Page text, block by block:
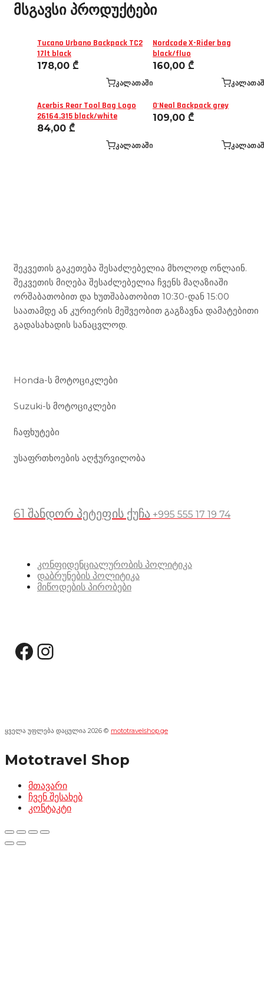
მსგავსი პროდუქტები
Tucano Urbano Backpack TC2
17lt black
178,00 ₾
ᲙᲐᲚᲐᲗᲐᲨᲘ
Nordcode X-Rider bag
black/fluo
160,00 ₾
Acerbis Rear Tool Bag Logo
26164.315 black/white
84,00 ₾
ᲙᲐᲚᲐᲗᲐᲨᲘ
O'Neal Backpack grey
109,00 ₾
შეკვეთის გაკეთება შესაძლებელია მხოლოდ ონლაინ.
შეკვეთის მიღება შესაძლებელია ჩვენს მაღაზიაში
ორშაბათობით და ხუთშაბათობით 10:30-დან 15:00
საათამდე ან კურიერის მეშვეობით გაგზავნა დამატებითი
გადასახადის სანაცვლოდ.
Honda-ს მოტოციკლები
Suzuki-ს მოტოციკლები
ჩაფხუტები
უსაფრთხოების აღჭურვილობა
61 შანდორ პეტეფის ქუჩა +995 555 17 19 74
კონფიდენციალურობის პოლიტიკა
დაბრუნების პოლიტიკა
მიწოდების პირობები
Facebook
Instagram
ყველა უფლება დაცულია 2026 © mototravelshop.ge
Mototravel Shop
მთავარი
ჩვენ შესახებ
კონტაკტი